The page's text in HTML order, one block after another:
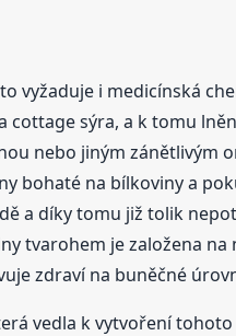
i medicínská
sýra, a k tomu
nebo jiným zánětlivým
bohaté na bílkoviny a
a díky tomu již tolik
tvarohem je založena
zdraví na buněčné
vedla k vytvoření